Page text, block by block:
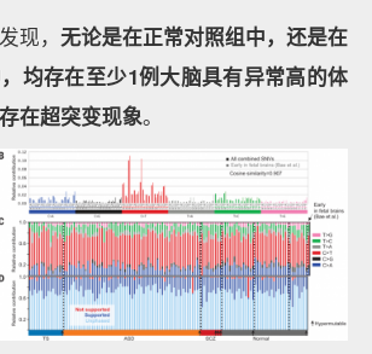
现， 无论是在正常对照组中，还是在
均存在至少1例大脑具有异常高的体
在超突变现象。